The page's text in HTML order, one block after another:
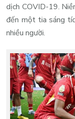
dịch COVID-19.
đến một tia sáng
nhiều người.